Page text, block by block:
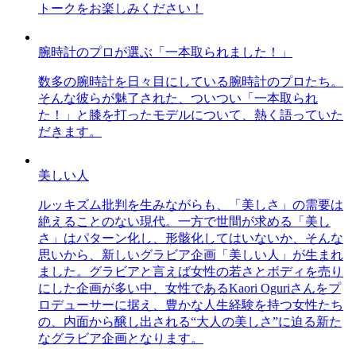
トークをお楽しみください！
腕時計のプロが選ぶ「一本取られました！」
数多の腕時計を日々目にしている腕時計のプロたち。
そんな彼らが魅了された、ついつい「一本取られ
た！」と膝を打ったモデルについて、熱く語っていた
だきます。
美しい人
ルッキズム批判を生みながらも、「美しさ」の需要は
絶えることのない現代。一方で世間が求める「美し
さ」はパターン化し、形骸化してはいないか、そんな
思いから、新しいグラビア企画「美しい人」が生まれ
ました。グラビアと言えば女性の若さとボディを売り
にした企画が多い中、女性であるKaori Oguriさんをプ
ロデューサーに据え、豊かな人生経験を持つ女性たち
の、内面から醸し出される“大人の美しさ”に迫る新た
なグラビア企画となります。